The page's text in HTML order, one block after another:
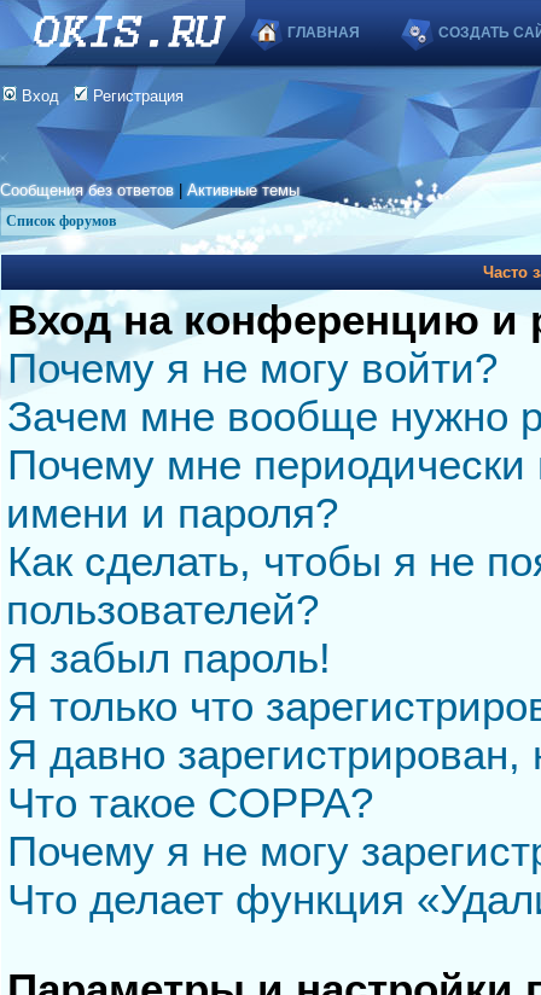
ГЛАВНАЯ СОЗДАТЬ
Вход Регистрация
Сообщения без ответов |Активные темы
Список форумов
Часто
Вход на конференцию и
Почему я не могу войти?
Зачем мне вообще нужно
Почему мне периодически
имени и пароля?
Как сделать, чтобы я не
пользователей?
Я забыл пароль!
Я только что
Я давно
Что такое COPPA?
Почему я не могу
Что делает функция